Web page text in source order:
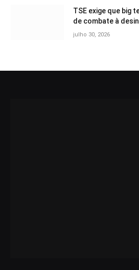
TSE exige que big
de combate à
julho 30, 2026